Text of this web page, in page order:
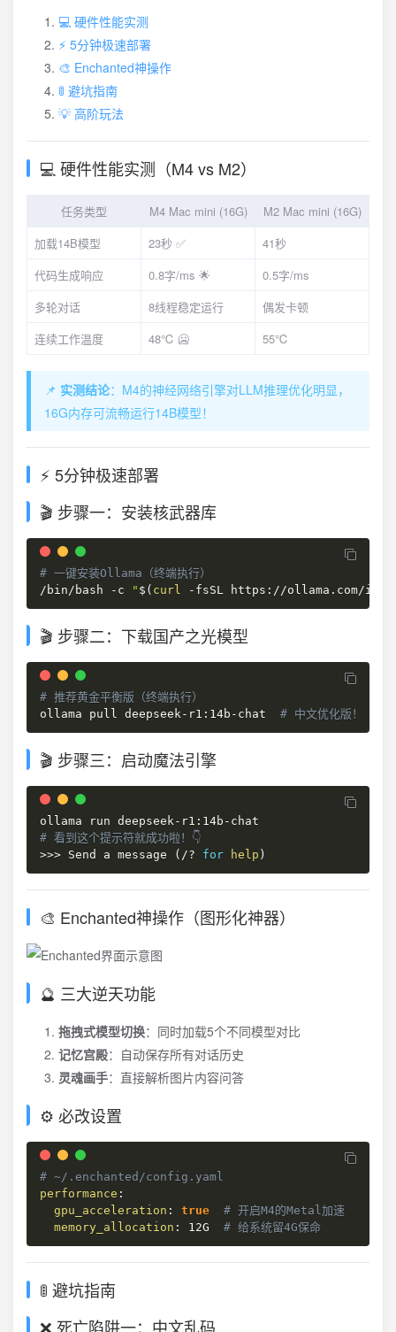
💻 硬件性能实测
⚡ 5分钟极速部署
🎨 Enchanted神操作
🚦 避坑指南
💡 高阶玩法
💻 硬件性能实测（M4 vs M2）
任务类型 M4 Mac mini (16G)
M2 Mac mini (16G)
加载14B模型
23秒 ✅
41秒
代码生成响应
0.8字/ms 🌟
0.5字/ms
多轮对话
8线程稳定运行
偶发卡顿
连续工作温度
48℃ 🥶 55℃
📌 实测结论：M4的神经网络引擎对LLM推理优化明显，
16G内存可流畅运行14B模型！
⚡ 5分钟极速部署
🎬 步骤一：安装核武器库
# 一键安装Ollama（终端执行）
/bin/bash -c
" $( curl -fsSL https://ollama.com/
🎬 步骤二：下载国产之光模型
# 推荐黄金平衡版（终端执行）
ollama pull deepseek-r1:14b-chat # 中文优化版！
🎬 步骤三：启动魔法引擎
# 看到这个提示符就成功啦！👇
>>> Send a message ( /? for help )
🎨 Enchanted神操作（图形化神器）
🔮 三大逆天功能
拖拽式模型切换：同时加载5个不同模型对比
记忆宫殿：自动保存所有对话历史
灵魂画手：直接解析图片内容问答
⚙️ 必改设置
# ~/.enchanted/config.yaml
performance :
gpu_acceleration : true
# 开启M4的Metal加速
memory_allocation : 12G # 给系统留4G保命
🚦 避坑指南
❌ 死亡陷阱一：中文乱码